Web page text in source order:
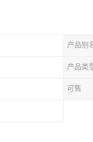
产品别
产品类
可售